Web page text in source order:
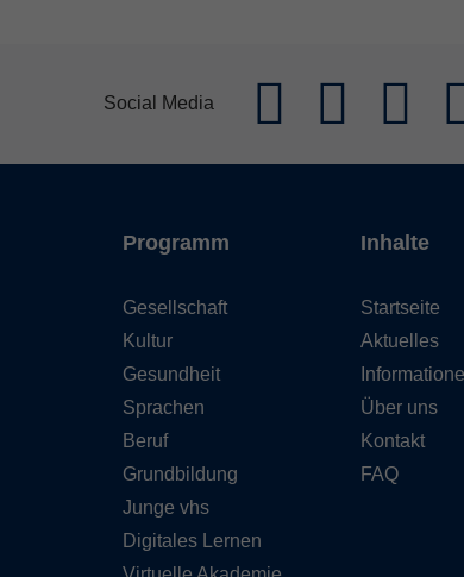
Social Media
Programm
Gesellschaft
Kultur
Gesundheit
Sprachen
Beruf
Grundbildung
Junge vhs
Digitales Lernen
Inhalte
Startseite
Aktuelles
Über uns
Kontakt
FAQ